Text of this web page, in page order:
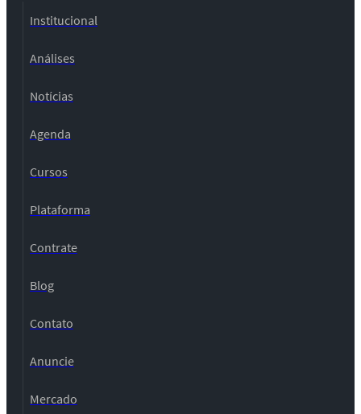
Institucional
Análises
Notícias
Agenda
Cursos
Plataforma
Contrate
Blog
Contato
Anuncie
Mercado